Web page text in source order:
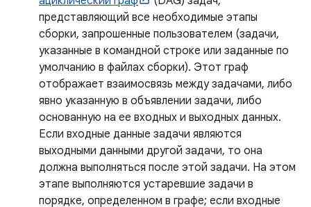
представляющий все необходимые этапы
сборки, запрошенные пользователем (задачи,
указанные в командной строке или заданные по
умолчанию в файлах сборки). Этот граф
отображает взаимосвязь между задачами, либо
явно указанную в объявлении задачи, либо
основанную на ее входных и выходных данных.
Если входные данные задачи являются
выходными данными другой задачи, то она
должна выполняться после этой задачи. На этом
этапе выполняются устаревшие задачи в
порядке, определенном в графе; если входные